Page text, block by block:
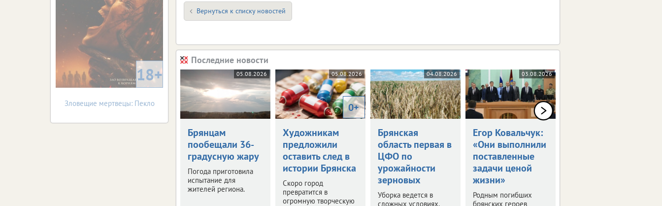
Вернуться к списку новостей
Последние новости
05.08.2026
Брянцам
пообещали 36-
градусную жару
Погода приготовила
испытание для
жителей региона.
05.08.2026
0+
Художникам
предложили
оставить след в
истории Брянска
Скоро город
превратится в
огромную творческую
04.08.2026
Брянская
область первая в
ЦФО по
урожайности
зерновых
Уборка ведется в
сложных условиях,
03.08.2026
Егор Ковальчук:
«Они выполнили
поставленные
задачи ценой
жизни»
Родным погибших
брянских героев
18+
Зловещие мертвецы: Пекло